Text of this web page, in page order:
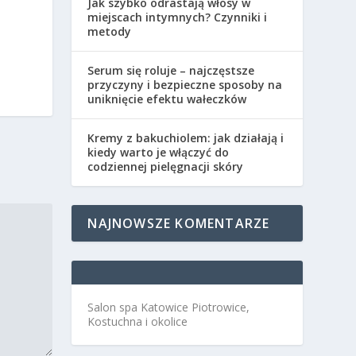
miejscach intymnych? Czynniki i
metody
Serum się roluje – najczęstsze
przyczyny i bezpieczne sposoby na
uniknięcie efektu wałeczków
Kremy z bakuchiolem: jak działają i
kiedy warto je włączyć do
codziennej pielęgnacji skóry
NAJNOWSZE KOMENTARZE
Salon spa Katowice Piotrowice,
Kostuchna i okolice